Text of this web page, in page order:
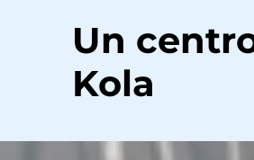
navegación
Un
Kola